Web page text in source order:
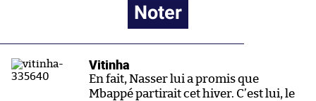
Noter
Vitinha
En fait, Nasser lui a promis que
Mbappé partirait cet hiver. C’est lui, le